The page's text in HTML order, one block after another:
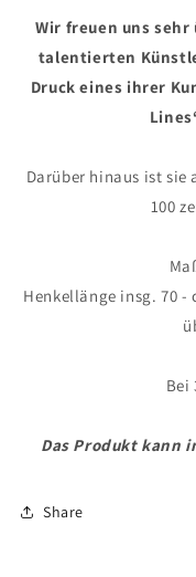
Wir freuen uns
talentierten
Druck eines ihrer
Darüber hinaus ist sie
100
Henkellänge insg. 70 -
Bei
Das Produkt kann
Share